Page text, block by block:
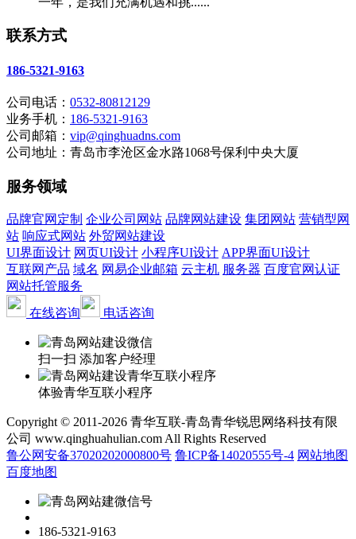
联系方式
186-5321-9163
公司电话： 0532-80812129
业务手机： 186-5321-9163
公司邮箱： vip@qinghuadns.com
公司地址：青岛市李沧区金水路1068号保利中央大厦
服务领域
品牌官网定制 企业公司网站 品牌网站建设 集团网站 营销型网
站 响应式网站 外贸网站建设
UI界面设计 网页UI设计 小程序UI设计 APP界面UI设计
互联网产品 域名 网易企业邮箱 云主机 服务器 百度官网认证
网站托管服务
在线咨询
电话咨询
扫一扫 添加客户经理
体验青华互联小程序
Copyright © 2011-2026 青华互联-青岛青华锐思网络科技有限
公司 www.qinghuahulian.com All Rights Reserved
鲁公网安备37020202000800号 鲁ICP备14020555号-4 网站地图
百度地图
186-5321-9163